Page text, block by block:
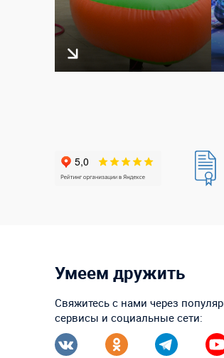
Умеем дружить
Свяжитесь с нами через
сервисы и социальные сети: